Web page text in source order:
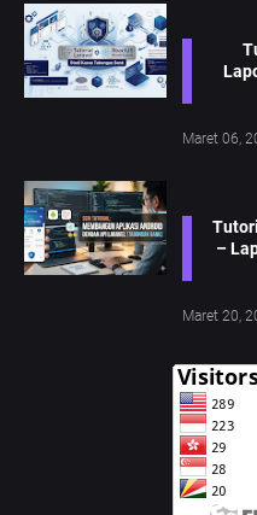
Maret 06,
–
Maret 20,